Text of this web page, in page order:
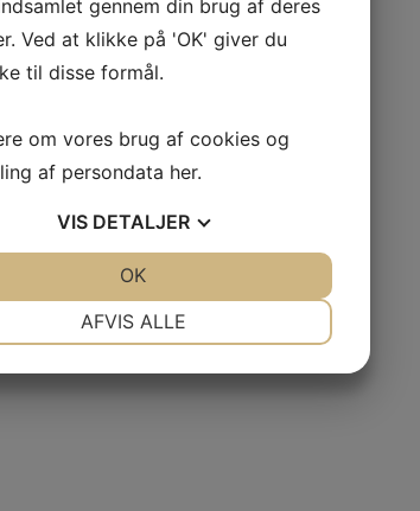
gennem din brug af deres
Ved at klikke på 'OK' giver du
til disse formål.
om vores brug af cookies og
af persondata her.
VIS DETALJER
AFVIS ALLE
OK